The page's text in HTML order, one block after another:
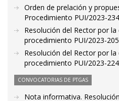
Orden de prelación y
Procedimiento PUI/2023-234
Resolución del Rector por
procedimiento PUI/2023-205
Resolución del Rector por
procedimiento PUI/2023-224
CONVOCATORIAS DE PTGAS
Nota informativa.